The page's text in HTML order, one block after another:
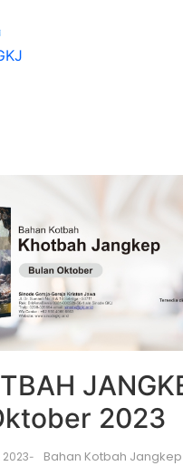
2023
2023- Bahan Kotbah Jangkep